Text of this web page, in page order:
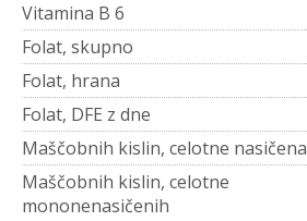
Vitamina B 6
Folat, skupno
Folat, hrana
Folat, DFE z dne
Maščobnih kislin, celotne nasičena
Maščobnih kislin, celotne
mononenasičenih